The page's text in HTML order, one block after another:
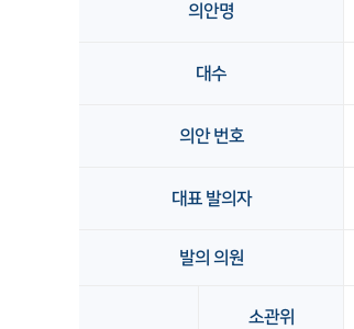
의안명
대수
의안 번호
대표 발의자
발의 의원
소관위